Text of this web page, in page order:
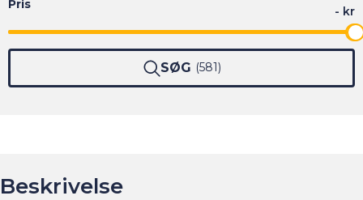
SØG 581
Beskrivelse